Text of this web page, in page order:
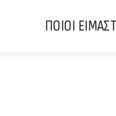
ΠΟΙΟΙ